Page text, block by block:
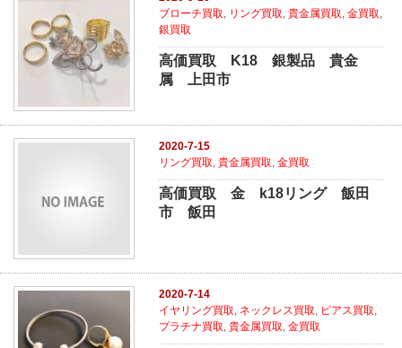
ブローチ買取, リング買取,貴金属買取,金買取,
銀買取
高価買取 K18 銀製品 貴金
属 上田市
2020-7-15
リング買取 ,貴金属買取 ,金買取
高価買取 金 k18リング 飯田
市 飯田
2020-7-14
イヤリング買取, ネックレス買取, ピアス買取,
プラチナ買取,貴金属買取,金買取